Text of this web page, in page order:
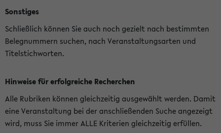
Sonstiges
Schließlich können Sie auch noch gezielt nach bestimmten
Belegnummern suchen, nach Veranstaltungsarten und
Titelstichworten.
Hinweise für erfolgreiche Recherchen
Alle Rubriken können gleichzeitig ausgewählt werden. Damit
eine Veranstaltung bei der anschließenden Suche angezeigt
wird, muss Sie immer ALLE Kriterien gleichzeitig erfüllen.